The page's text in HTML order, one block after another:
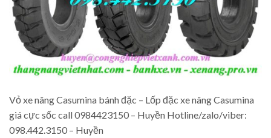
Vỏ xe nâng Casumina bánh đặc – Lốp đặc xe nâng Casumina
giá cực sốc call 0984423150 – Huyền Hotline/zalo/viber:
098.442.3150 – Huyền